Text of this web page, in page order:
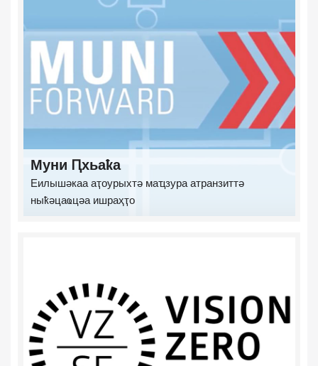
Муни Ԥхьаҟа
Еилышәкаа аҭоурыхтә маҵзура атранзиттә
ныҟәцаҩцәа ишраҳҭо